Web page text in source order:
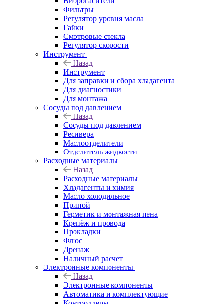
Фильтры
Регулятор уровня масла
Гайки
Смотровые стекла
Регулятор скорости
Инструмент
Назад
Инструмент
Для заправки и сбора хладагента
Для диагностики
Для монтажа
Сосуды под давлением
Назад
Сосуды под давлением
Ресивера
Маслоотделители
Отделитель жидкости
Расходные материалы
Назад
Расходные материалы
Хладагенты и химия
Масло холодильное
Припой
Герметик и монтажная пена
Крепёж и провода
Прокладки
Флюс
Дренаж
Наличный расчет
Электронные компоненты
Назад
Электронные компоненты
Автоматика и комплектующие